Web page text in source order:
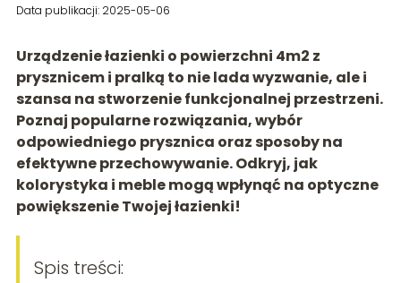
Data publikacji: 2025-05-06
Urządzenie łazienki o powierzchni 4m2 z
prysznicem i pralką to nie lada wyzwanie, ale i
szansa na stworzenie funkcjonalnej przestrzeni.
Poznaj popularne rozwiązania, wybór
odpowiedniego prysznica oraz sposoby na
efektywne przechowywanie. Odkryj, jak
kolorystyka i meble mogą wpłynąć na optyczne
powiększenie Twojej łazienki!
Spis treści: